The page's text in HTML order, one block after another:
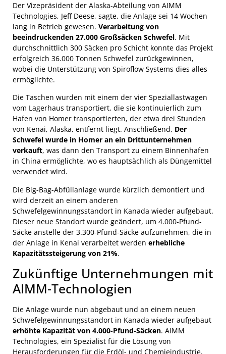
Der Vizepräsident der Alaska-Abteilung von AIMM
Technologies, Jeff Deese, sagte, die Anlage sei 14 Wochen
lang in Betrieb gewesen. Verarbeitung von
beeindruckenden 27.000 Großsäcken Schwefel. Mit
durchschnittlich 300 Säcken pro Schicht konnte das Projekt
erfolgreich 36.000 Tonnen Schwefel zurückgewinnen,
wobei die Unterstützung von Spiroflow Systems dies alles
ermöglichte.
Die Taschen wurden mit einem der vier Speziallastwagen
vom Lagerhaus transportiert, die sie kontinuierlich zum
Hafen von Homer transportierten, der etwa drei Stunden
von Kenai, Alaska, entfernt liegt. Anschließend, Der
Schwefel wurde in Homer an ein Drittunternehmen
verkauft, was dann den Transport zu einem Binnenhafen
in China ermöglichte, wo es hauptsächlich als Düngemittel
verwendet wird.
Die Big-Bag-Abfüllanlage wurde kürzlich demontiert und
wird derzeit an einem anderen
Schwefelgewinnungsstandort in Kanada wieder aufgebaut.
Dieser neue Standort wurde geändert, um 4.000-Pfund-
Säcke anstelle der 3.300-Pfund-Säcke aufzunehmen, die in
der Anlage in Kenai verarbeitet werden erhebliche
Kapazitätssteigerung von 21%.
Zukünftige Unternehmungen mit
AIMM-Technologien
Die Anlage wurde nun abgebaut und an einem neuen
Schwefelgewinnungsstandort in Kanada wieder aufgebaut
erhöhte Kapazität von 4.000-Pfund-Säcken. AIMM
Technologies, ein Spezialist für die Lösung von
Herausforderungen für die Erdöl- und Chemieindustrie,